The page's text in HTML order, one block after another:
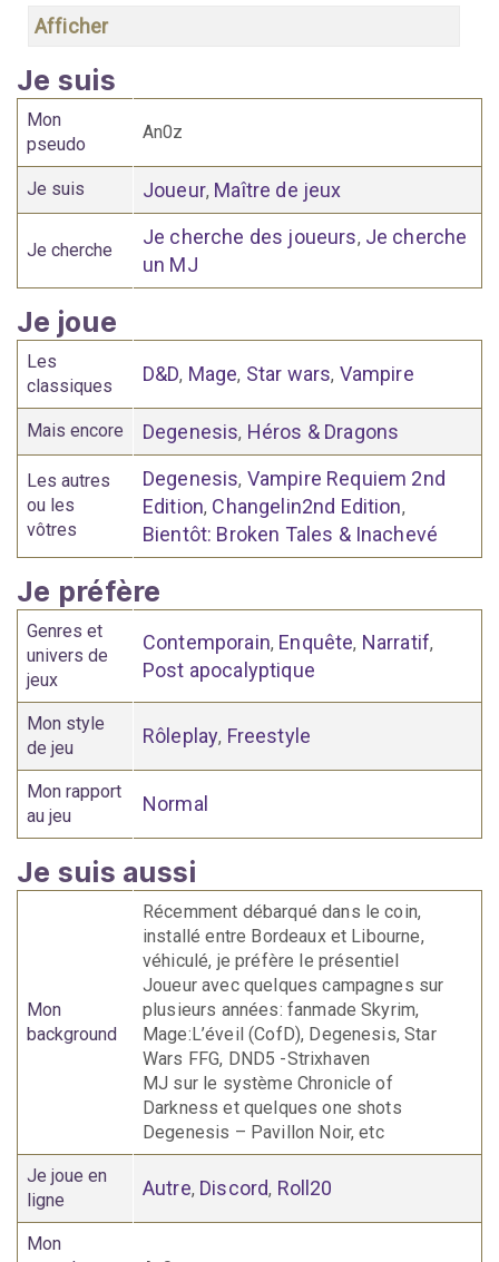
Afficher
Je suis
Mon
pseudo
An0z
Je suis Joueur, Maître de jeux
Je cherche
Je cherche des joueurs, Je cherche
un MJ
Je joue
Les
classiques
D&D, Mage, Star wars, Vampire
Mais encore Degenesis, Héros & Dragons
Les autres
ou les
vôtres
Degenesis, Vampire Requiem 2nd
Edition, Changelin2nd Edition,
Bientôt: Broken Tales & Inachevé
Je préfère
Genres et
univers de
jeux
Contemporain, Enquête, Narratif,
Post apocalyptique
Mon style
de jeu
Rôleplay, Freestyle
Mon rapport
au jeu
Normal
Je suis aussi
Mon
background
Récemment débarqué dans le coin,
installé entre Bordeaux et Libourne,
véhiculé, je préfère le présentiel
Joueur avec quelques campagnes sur
plusieurs années: fanmade Skyrim,
Mage:L’éveil (CofD), Degenesis, Star
Wars FFG, DND5 -Strixhaven
MJ sur le système Chronicle of
Darkness et quelques one shots
Degenesis – Pavillon Noir, etc
Je joue en
ligne
Autre, Discord, Roll20
Mon